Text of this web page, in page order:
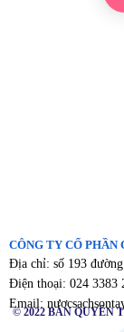
CÔNG TY CỔ PHẦN
Địa chỉ: số 193
Điện thoại: 024 3383
Email:
© 2022 BẢN QUYỀN